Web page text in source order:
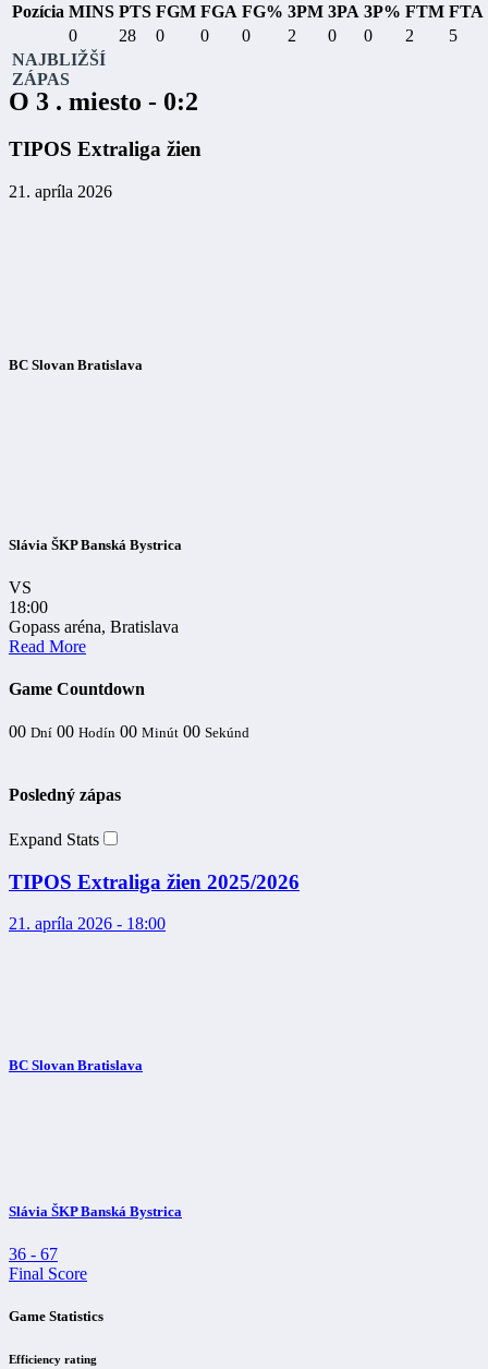
Pozícia MINS PTS FGM FGA FG% 3PM 3PA 3P% FTM FTA
0
28 0 0 0 2 0 0 2
5
NAJBLIŽŠÍ
ZÁPAS
O 3 . miesto - 0:2
TIPOS Extraliga žien
21. apríla 2026
BC Slovan Bratislava
Slávia ŠKP Banská Bystrica
VS
18:00
Gopass aréna, Bratislava
Read More
Game Countdown
00 Dní 00 Hodín 00 Minút 00 Sekúnd
Posledný zápas
Expand Stats
TIPOS Extraliga žien 2025/2026
21. apríla 2026 - 18:00
BC Slovan Bratislava
Slávia ŠKP Banská Bystrica
36 - 67
Final Score
Game Statistics
Efficiency rating